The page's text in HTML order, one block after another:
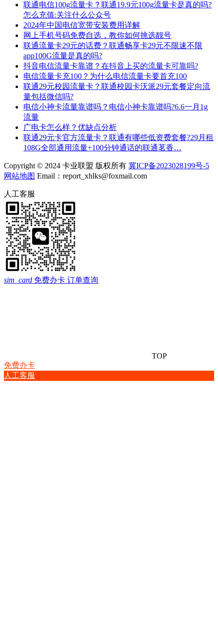
联通电信100g流量卡？联通19.9元100g流量卡是真的吗?
怎么充值:关注什么公众号
2024年中国电信宽带安装费用详解
网上手机号码免费自选，教你如何挑选靓号
联通流量卡29元的话费？联通畅享卡29元不限速不限
app100G流量是真的吗?
抖音电信流量卡靠谱？在抖音上买的流量卡可靠吗?
电信流量卡充100？为什么电信流量卡要首充100
联通29元校园流量卡？联通校园卡沃派29元套餐定向流
量包括微信吗?
电信小神卡流量靠谱吗？电信小神卡靠谱吗?6.6一月1g
流量
广电卡怎么样？优缺点分析
联通29元卡官方流量卡？联通有哪些低资费套餐?29月租
108G全部通用流量+100分钟通话的联通茗香…
Copyright © 2024 卡业联盟 版权所有 冀ICP备2023028199号-5
网站地图 Email：report_xhlks@foxmail.com
人工客服
sim_card 免费办卡 订单查询
TOP
免费办卡
人工客服